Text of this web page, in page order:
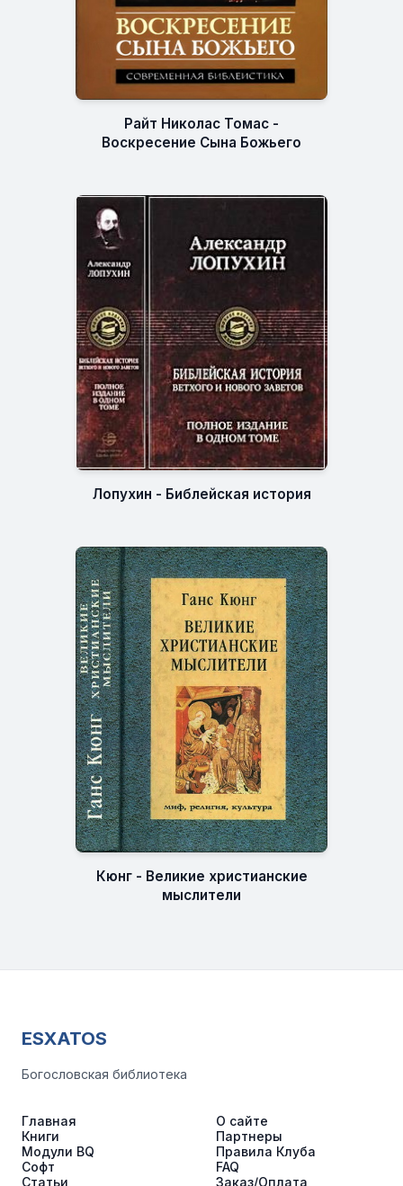
Райт Николас Томас -
Воскресение Сына Божьего
Лопухин - Библейская история
Кюнг - Великие христианские
мыслители
ESXATOS
Богословская библиотека
Главная
Книги
Модули BQ
Софт
Статьи
О сайте
Партнеры
Правила Клуба
FAQ
Заказ/Оплата